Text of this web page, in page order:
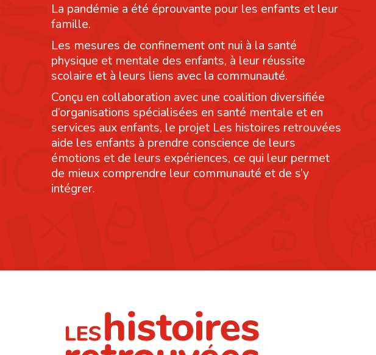
La pandémie a été éprouvante pour les enfants et leur
famille.
Les mesures de confinement ont nui à la santé
physique et mentale des enfants, à leur réussite
scolaire et à leurs liens avec la communauté.
Conçu en collaboration avec une coalition diversifiée
d’organisations spécialisées en santé mentale et en
services aux enfants, le projet Les histoires retrouvées
aide les enfants à prendre conscience de leurs
émotions et de leurs expériences, ce qui leur permet
de mieux comprendre leur communauté et de s’y
intégrer.